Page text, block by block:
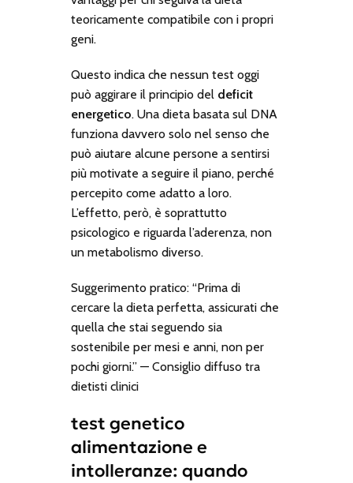
teoricamente compatibile con i propri
geni.
Questo indica che nessun test oggi
può aggirare il principio del deficit
energetico. Una dieta basata sul DNA
funziona davvero solo nel senso che
può aiutare alcune persone a sentirsi
più motivate a seguire il piano, perché
percepito come adatto a loro.
L’effetto, però, è soprattutto
psicologico e riguarda l’aderenza, non
un metabolismo diverso.
Suggerimento pratico: “Prima di
cercare la dieta perfetta, assicurati che
quella che stai seguendo sia
sostenibile per mesi e anni, non per
pochi giorni.” — Consiglio diffuso tra
dietisti clinici
test genetico
alimentazione e
intolleranze: quando